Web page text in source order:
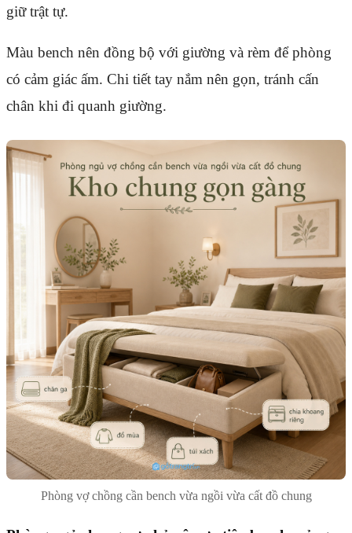
giữ trật tự.
Màu bench nên đồng bộ với giường và rèm để phòng
có cảm giác ấm. Chi tiết tay nắm nên gọn, tránh cấn
chân khi đi quanh giường.
Phòng vợ chồng cần bench vừa ngồi vừa cất đồ chung